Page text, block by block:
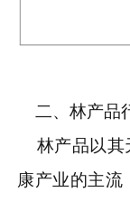
二、林产品
林产品以其
康产业的主流